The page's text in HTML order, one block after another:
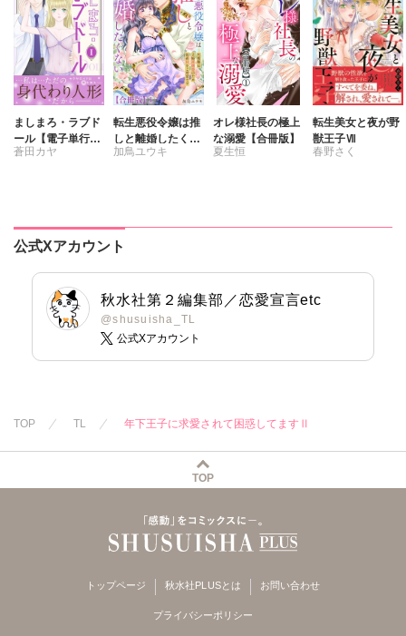
ましまろ・ラブド
ール【電子単行本
版】I
蒼田カヤ
転生悪役令嬢は推
しと離婚したくな
い 旦那様は夫婦
加鳥ユウキ
オレ様社長の極上
な溺愛【合冊版】
夏生恒
転生美女と夜が野
獣王子Ⅶ
春野さく
公式Xアカウント
秋水社第２編集部／恋愛宣言etc
@shusuisha_TL
公式Xアカウント
TOP TL 年下王子に求愛されて困惑してますⅡ
TOP
トップページ 秋水社PLUSとは お問い合わせ
プライバシーポリシー